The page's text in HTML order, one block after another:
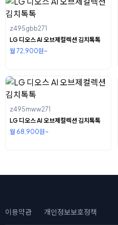
z495gbb271
LG 디오스 AI 오브제컬렉션 김치톡톡
월 72,900원~
z495mww271
LG 디오스 AI 오브제컬렉션 김치톡톡
월 68,900원~
이용약관 개인정보보호정책